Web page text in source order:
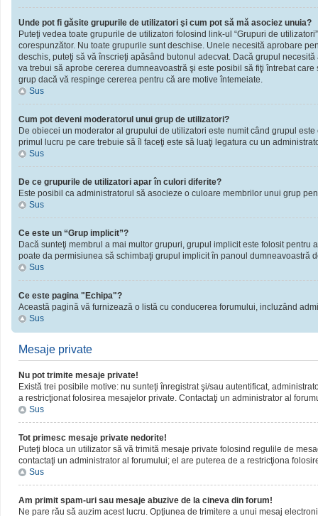
Unde pot fi găsite grupurile de utilizatori şi cum pot să mă asociez unuia?
Puteţi vedea toate grupurile de utilizatori folosind link-ul “Grupuri de
corespunzător. Nu toate grupurile sunt deschise. Unele necesită aprobare
deschis, puteţi să vă înscrieţi apăsând butonul adecvat. Dacă grupul
va trebui să aprobe cererea dumneavoastră şi este posibil să fiţi întrebat
grup dacă vă respinge cererea pentru că are motive întemeiate.
Sus
Cum pot deveni moderatorul unui grup de utilizatori?
De obiecei un moderator al grupului de utilizatori este numit când grupul
primul lucru pe care trebuie să îl faceţi este să luaţi legatura cu un
Sus
De ce grupurile de utilizatori apar în culori diferite?
Este posibil ca administratorul să asocieze o culoare membrilor unui grup
Sus
Ce este un “Grup implicit”?
Dacă sunteţi membrul a mai multor grupuri, grupul implicit este folosit
poate da permisiunea să schimbaţi grupul implicit în panoul dumneavoastră
Sus
Ce este pagina "Echipa"?
Această pagină vă furnizează o listă cu conducerea forumului, incluzând
Sus
Mesaje private
Nu pot trimite mesaje private!
Există trei posibile motive: nu sunteţi înregistrat şi/sau autentificat,
a restricţionat folosirea mesajelor private. Contactaţi un administrator al
Sus
Tot primesc mesaje private nedorite!
Puteţi bloca un utilizator să vă trimită mesaje private folosind regulile de
contactaţi un administrator al forumului; el are puterea de a restricţiona
Sus
Am primit spam-uri sau mesaje abuzive de la cineva din forum!
Ne pare rău să auzim acest lucru. Opţiunea de trimitere a unui mesaj